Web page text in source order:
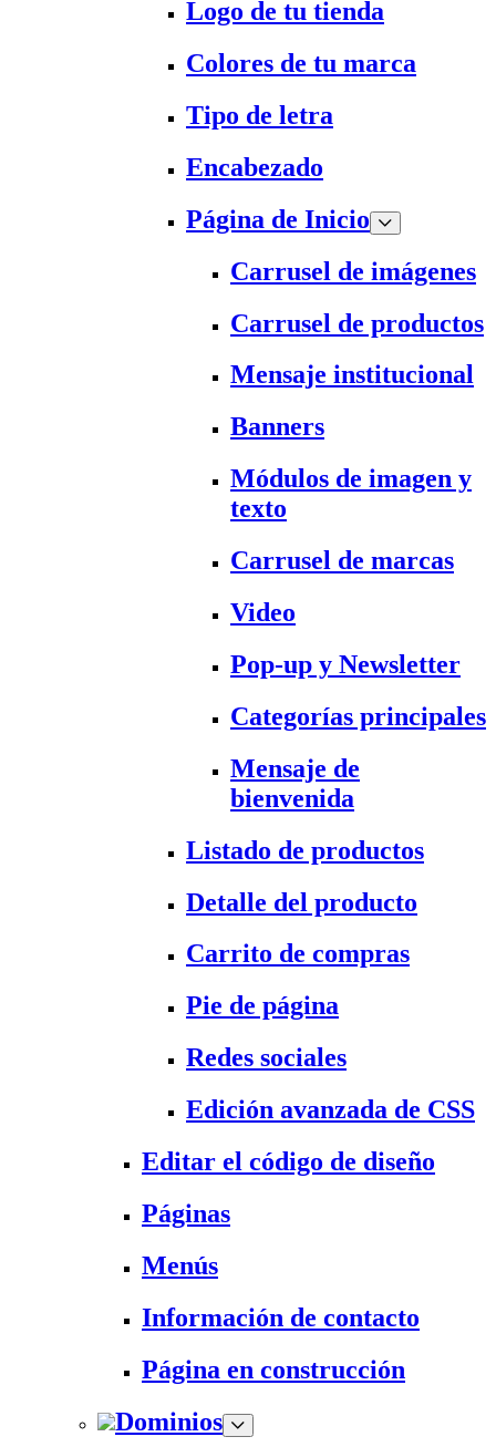
Logo de tu tienda
Colores de tu marca
Tipo de letra
Encabezado
Página de Inicio
Carrusel de imágenes
Carrusel de productos
Mensaje institucional
Banners
Módulos de imagen y
texto
Carrusel de marcas
Video
Pop-up y Newsletter
Categorías principales
Mensaje de
bienvenida
Listado de productos
Detalle del producto
Carrito de compras
Pie de página
Redes sociales
Edición avanzada de CSS
Editar el código de diseño
Páginas
Menús
Información de contacto
Página en construcción
Dominios